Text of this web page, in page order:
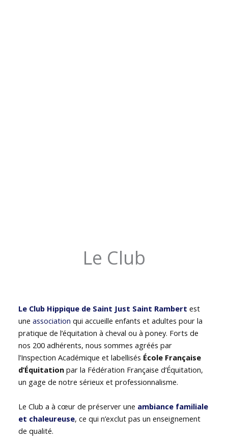
Le Club
Le Club Hippique de Saint Just Saint Rambert est
uneassociation qui accueille enfants et adultes pour la
pratique de l’équitation à cheval ou à poney. Forts de
nos 200 adhérents, nous sommes agréés par
l’Inspection Académique et labellisés École Française
d’Équitation par la Fédération Française d’Équitation,
un gage de notre sérieux et professionnalisme.
Le Club a à cœur de préserver une ambiance familiale
et chaleureuse, ce qui n’exclut pas un enseignement
de qualité.